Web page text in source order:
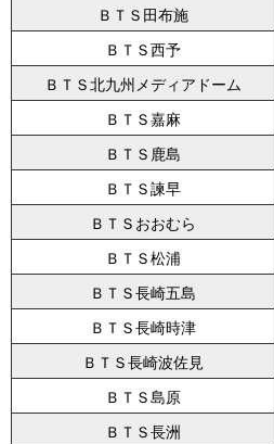
ＢＴＳ田布施
ＢＴＳ西予
ＢＴＳ北九州メディアドーム
ＢＴＳ嘉麻
ＢＴＳ鹿島
ＢＴＳ諫早
ＢＴＳおおむら
ＢＴＳ松浦
ＢＴＳ長崎五島
ＢＴＳ長崎時津
ＢＴＳ長崎波佐見
ＢＴＳ島原
ＢＴＳ長洲